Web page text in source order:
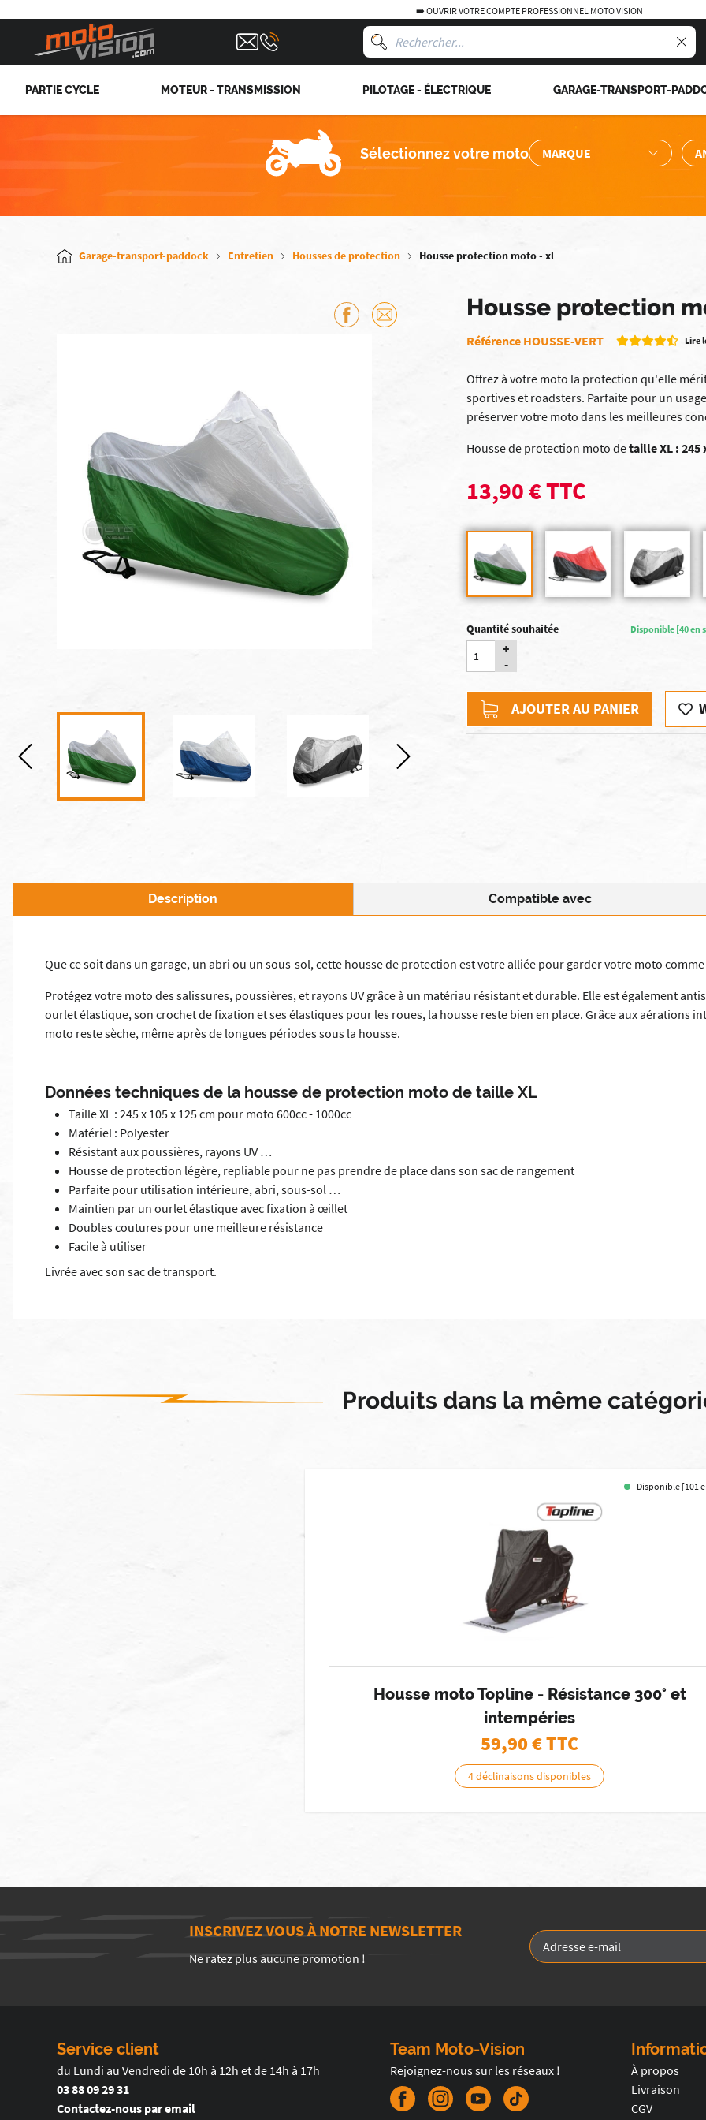
➡️ OUVRIR VOTRE COMPTE PROFESSIONNEL MOTO VISION
PARTIE CYCLE MOTEUR - TRANSMISSION PILOTAGE - ÉLECTRIQUE GARAGE-TRANSPORT-
Sélectionnez votre moto
Garage-transport-paddock Entretien Housses de protection Housse protection moto - xl
Housse protection
Référence HOUSSE-VERT Lire
Offrez à votre moto la protection qu'elle
sportives et roadsters. Parfaite pour un
préserver votre moto dans les meilleures
Housse de protection moto detaille XL : 245
13,90 € TTC
Quantité souhaitée
+
-
Disponible [40 en
AJOUTER AU PANIER
Description Compatible avec
Que ce soit dans un garage, un abri ou un sous-sol, cette housse de protection est votre alliée pour garder votre moto
Protégez votre moto des salissures, poussières, et rayons UV grâce à un matériau résistant et durable. Elle est également
ourlet élastique, son crochet de fixation et ses élastiques pour les roues, la housse reste bien en place. Grâce aux aérations
moto reste sèche, même après de longues périodes sous la housse.
Données techniques de la housse de protection moto de taille XL
Taille XL : 245 x 105 x 125 cm pour moto 600cc - 1000cc
Matériel : Polyester
Résistant aux poussières, rayons UV …
Housse de protection légère, repliable pour ne pas prendre de place dans son sac de rangement
Parfaite pour utilisation intérieure, abri, sous-sol …
Maintien par un ourlet élastique avec fixation à œillet
Doubles coutures pour une meilleure résistance
Facile à utiliser
Livrée avec son sac de transport.
Produits dans la même
Disponible [101
Housse moto Topline - Résistance 300° et
intempéries
59,90€ TTC
4 déclinaisons disponibles
INSCRIVEZ VOUS À NOTRE NEWSLETTER
Ne ratez plus aucune promotion !
Service client
du Lundi au Vendredi de 10h à 12h et de 14h à 17h
03 88 09 29 31
Contactez-nous par email
Team Moto-Vision
Rejoignez-nous sur les réseaux !
À propos
Livraison
CGV